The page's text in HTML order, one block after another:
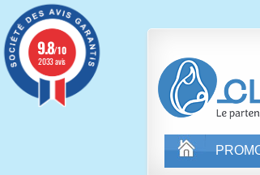
9.8/10
2033 avis